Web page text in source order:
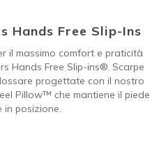
Hands Free Slip-Ins
il massimo comfort e praticità
Hands Free Slip-ins®. Scarpe
progettate con il nostro
Pillow™ che mantiene il piede
in posizione.